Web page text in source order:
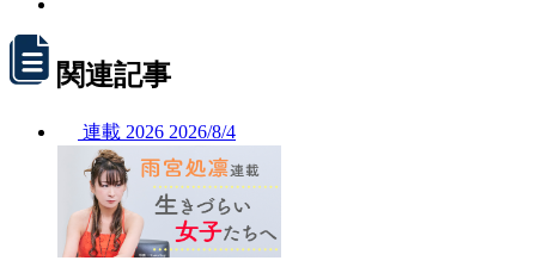
関連記事
連載 2026 2026/8/4